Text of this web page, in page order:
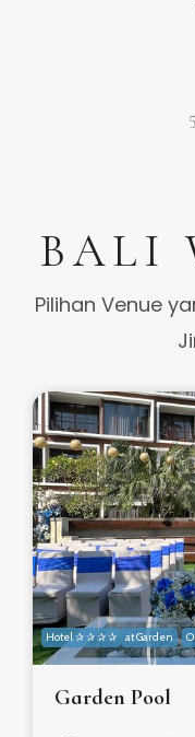
BALI
Pilihan Venue
Hotel ✰ ✰ ✰ ✰ at Garden
Garden Pool